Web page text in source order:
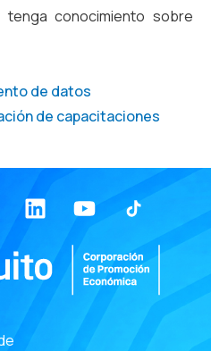
conocimiento sobre
de datos
de capacitaciones
LinkedinYoutube